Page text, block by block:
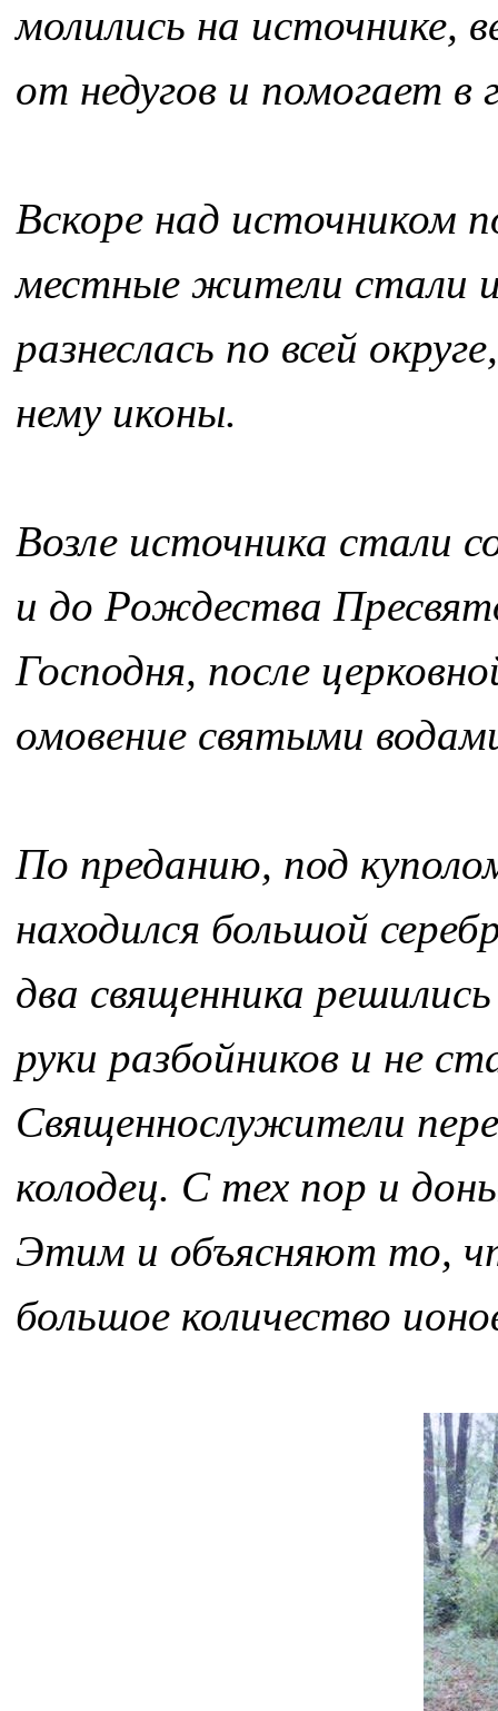
молились на источнике,
от недугов и помогает в
Вскоре над источником
местные жители стали
разнеслась по всей
нему иконы.
Возле источника стали
и до Рождества
Господня, после
омовение святыми
По преданию, под
находился большой
два священника
руки разбойников и не
Священнослужители
колодец. С тех пор и
Этим и объясняют то,
большое количество